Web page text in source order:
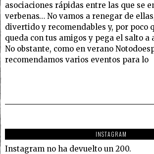
asociaciones rápidas entre las que se
verbenas… No vamos a renegar de
divertido y recomendables y, por poco
queda con tus amigos y pega el salto a
No obstante, como en verano
recomendamos varios eventos para lo
INSTAGRAM
Instagram no ha devuelto un 200.